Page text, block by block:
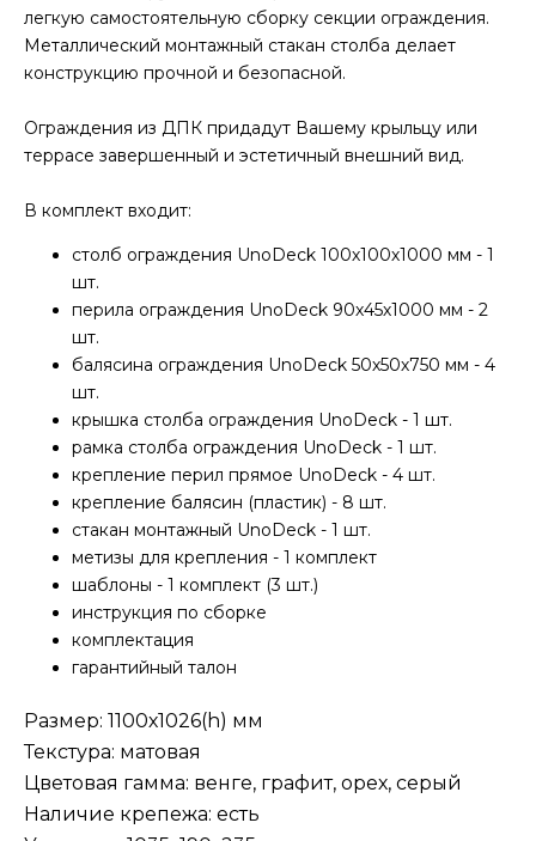
легкую самостоятельную сборку секции ограждения.
Металлический монтажный стакан столба делает
конструкцию прочной и безопасной.
Ограждения из ДПК придадут Вашему крыльцу или
террасе завершенный и эстетичный внешний вид.
В комплект входит:
столб ограждения UnoDeck 100х100х1000 мм - 1
шт.
перила ограждения UnoDeck 90х45х1000 мм - 2
шт.
балясина ограждения UnoDeck 50х50х750 мм - 4
шт.
крышка столба ограждения UnoDeck - 1 шт.
рамка столба ограждения UnoDeck - 1 шт.
крепление перил прямое UnoDeck - 4 шт.
крепление балясин (пластик) - 8 шт.
стакан монтажный UnoDeck - 1 шт.
метизы для крепления - 1 комплект
шаблоны - 1 комплект (3 шт.)
инструкция по сборке
комплектация
гарантийный талон
Размер: 1100х1026(h) мм
Текстура: матовая
Цветовая гамма: венге, графит, орех, серый
Наличие крепежа: есть